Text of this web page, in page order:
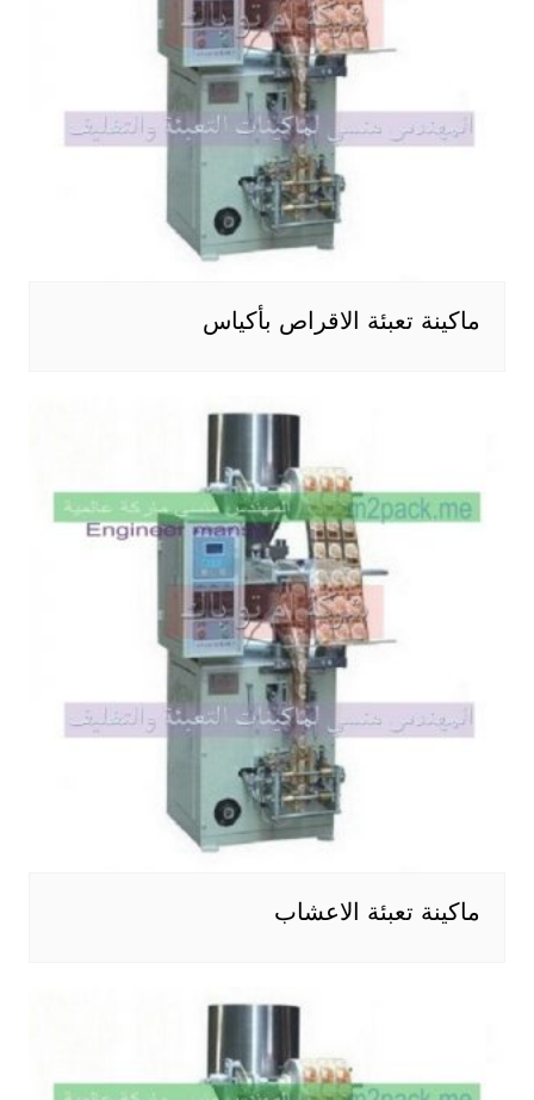
ماكينة تعبئة الاقراص بأكياس
ماكينة تعبئة الاعشاب